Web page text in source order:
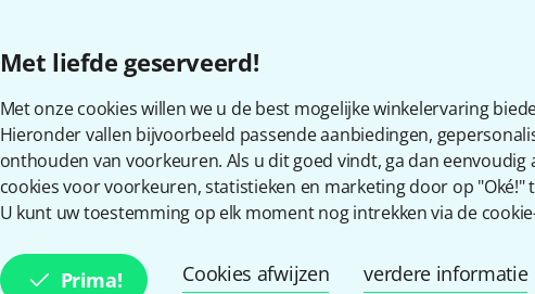
Met liefde geserveerd!
Met onze cookies willen we u de best mogelijke winkelervaring
Hieronder vallen bijvoorbeeld passende aanbiedingen,
onthouden van voorkeuren. Als u dit goed vindt, ga dan
cookies voor voorkeuren, statistieken en marketing door op "Oké!"
U kunt uw toestemming op elk moment nog intrekken via de
Prima! Cookies afwijzen verdere informatie
8Klantenbeoordelingen